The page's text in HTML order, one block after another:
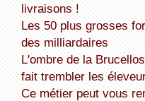
livraisons !
Les 50 plus grosses fortunes de France sont tous
des milliardaires
L'ombre de la Brucellose : Comment une bactérie
fait trembler les
Ce métier peut vous rendre riche dans les années à